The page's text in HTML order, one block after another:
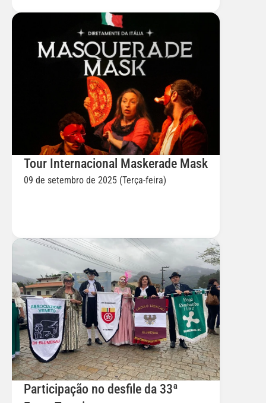
Tour Internacional Maskerade Mask
09 de setembro de 2025 (Terça-feira)
Participação no desfile da 33ª